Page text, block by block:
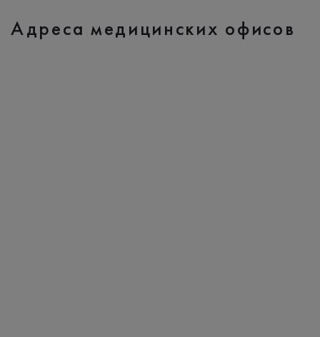
Адреса медицинских офисов